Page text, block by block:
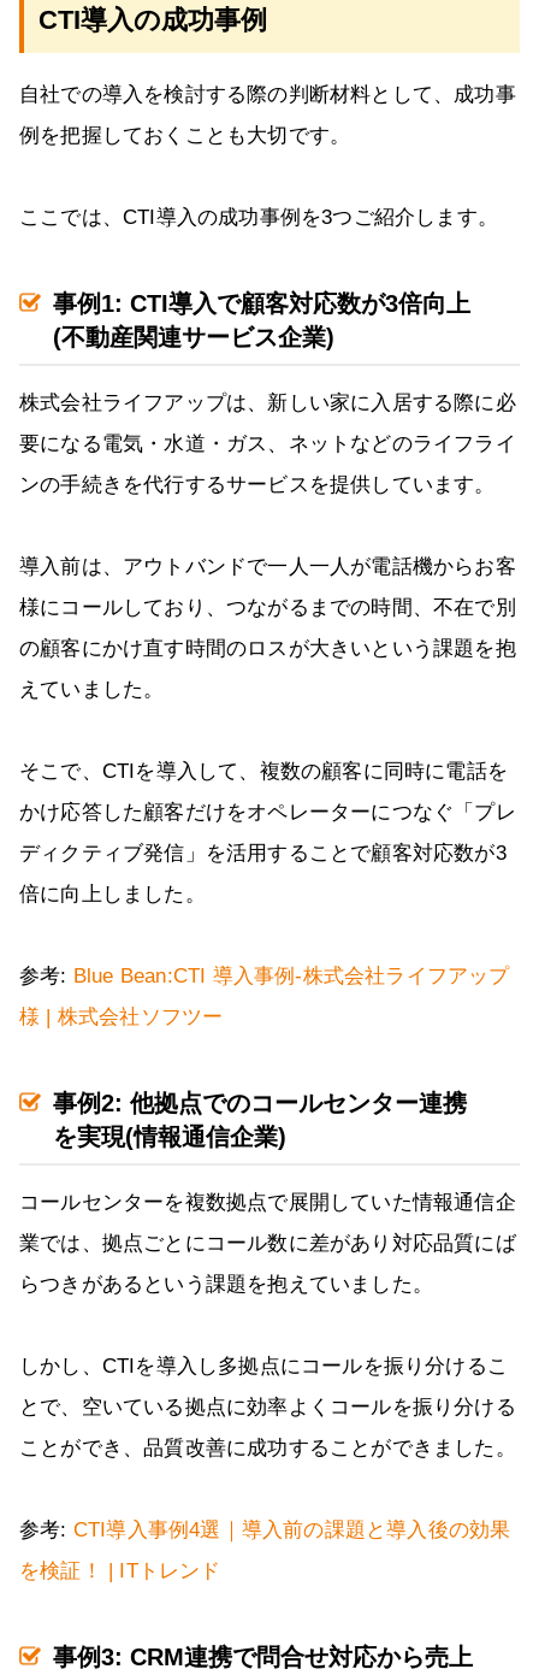
CTI導入の成功事例
自社での導入を検討する際の判断材料として、成功事
例を把握しておくことも大切です。
ここでは、CTI導入の成功事例を3つご紹介します。
事例1: CTI導入で顧客対応数が3倍向上
(不動産関連サービス企業)
株式会社ライフアップは、新しい家に入居する際に必
要になる電気・水道・ガス、ネットなどのライフライ
ンの手続きを代行するサービスを提供しています。
導入前は、アウトバンドで一人一人が電話機からお客
様にコールしており、つながるまでの時間、不在で別
の顧客にかけ直す時間のロスが大きいという課題を抱
えていました。
そこで、CTIを導入して、複数の顧客に同時に電話を
かけ応答した顧客だけをオペレーターにつなぐ「プレ
ディクティブ発信」を活用することで顧客対応数が3
倍に向上しました。
参考: Blue Bean:CTI 導入事例-株式会社ライフアップ
様 | 株式会社ソフツー
事例2: 他拠点でのコールセンター連携
を実現(情報通信企業)
コールセンターを複数拠点で展開していた情報通信企
業では、拠点ごとにコール数に差があり対応品質にば
らつきがあるという課題を抱えていました。
しかし、CTIを導入し多拠点にコールを振り分けるこ
とで、空いている拠点に効率よくコールを振り分ける
ことができ、品質改善に成功することができました。
参考: CTI導入事例4選｜導入前の課題と導入後の効果
を検証！ | ITトレンド
事例3: CRM連携で問合せ対応から売上